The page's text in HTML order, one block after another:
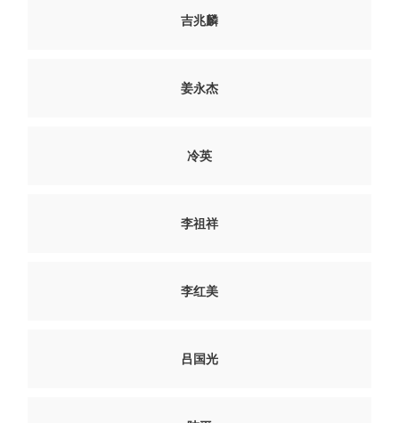
吉兆麟
姜永杰
冷英
李祖祥
李红美
吕国光